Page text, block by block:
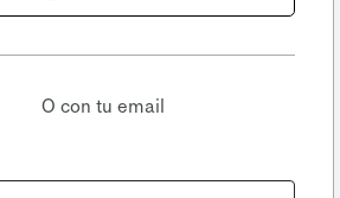
O con tu email